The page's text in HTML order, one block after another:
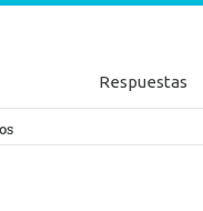
Respuestas
Génesis